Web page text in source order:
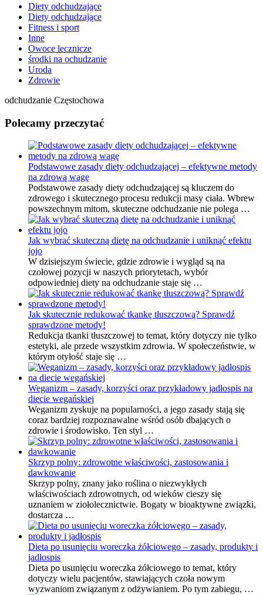
Diety odchudzające
Diety odchudzające
Fitness i sport
Inne
Owoce lecznicze
środki na ochudzanie
Uroda
Zdrowie
odchudzanie Częstochowa
Polecamy przeczytać
Podstawowe zasady diety odchudzającej – efektywne metody
na zdrową wagę
Podstawowe zasady diety odchudzającej są kluczem do
zdrowego i skutecznego procesu redukcji masy ciała. Wbrew
powszechnym mitom, skuteczne odchudzanie nie polega …
Jak wybrać skuteczną dietę na odchudzanie i uniknąć efektu
jojo
W dzisiejszym świecie, gdzie zdrowie i wygląd są na
czołowej pozycji w naszych priorytetach, wybór
odpowiedniej diety na odchudzanie staje się …
Jak skutecznie redukować tkankę tłuszczową? Sprawdź
sprawdzone metody!
Redukcja tkanki tłuszczowej to temat, który dotyczy nie tylko
estetyki, ale przede wszystkim zdrowia. W społeczeństwie, w
którym otyłość staje się …
Weganizm – zasady, korzyści oraz przykładowy jadłospis na
diecie wegańskiej
Weganizm zyskuje na popularności, a jego zasady stają się
coraz bardziej rozpoznawalne wśród osób dbających o
zdrowie i środowisko. Ten styl …
Skrzyp polny: zdrowotne właściwości, zastosowania i
dawkowanie
Skrzyp polny, znany jako roślina o niezwykłych
właściwościach zdrowotnych, od wieków cieszy się
uznaniem w ziołolecznictwie. Bogaty w bioaktywne związki,
dostarcza …
Dieta po usunięciu woreczka żółciowego – zasady, produkty i
jadłospis
Dieta po usunięciu woreczka żółciowego to temat, który
dotyczy wielu pacjentów, stawiających czoła nowym
wyzwaniom związanym z odżywianiem. Po tym zabiegu, …